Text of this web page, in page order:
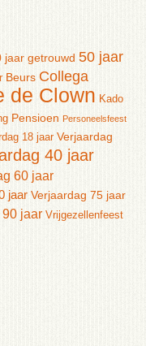
jaar getrouwd 50 jaar
Beurs Collega
de Clown Kado
Pensioen Personeelsfeest
18 jaar Verjaardag
40 jaar
60 jaar
jaar Verjaardag 75 jaar
jaar Vrijgezellenfeest